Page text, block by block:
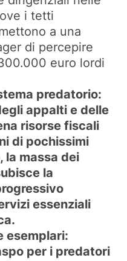
i tetti
a una
di percepire
euro lordi
predatorio:
appalti e delle
risorse fiscali
di pochissimi
la massa dei
la
essenziali
esemplari:
per i predatori